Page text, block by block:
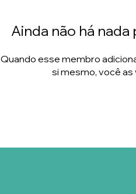
Ainda não há
Quando esse membro
si mesmo, você as